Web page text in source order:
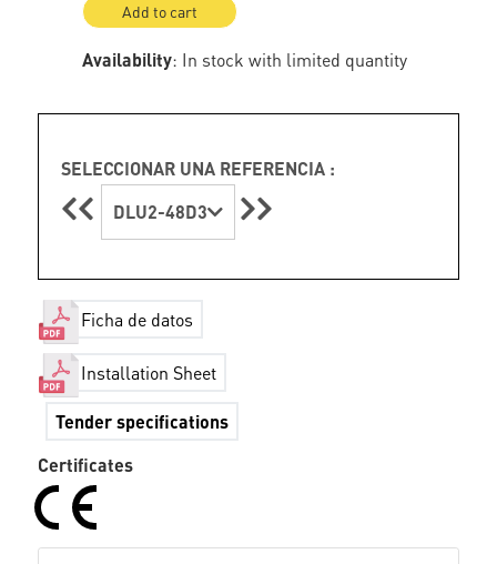
Add to cart
Availability: In stock with limited quantity
SELECCIONAR UNA REFERENCIA :
DLU2-48D3
Ficha de datos
Installation Sheet
Tender specifications
Certificates